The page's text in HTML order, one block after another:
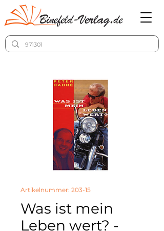
Artikelnummer: 203-15
Was ist mein
Leben wert? -